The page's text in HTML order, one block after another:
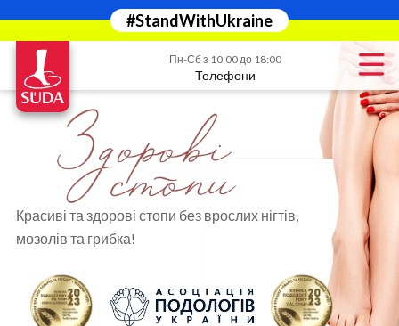
#StandWithUkraine
Пн-Сб з 10:00 до 18:00
Телефони
Красиві та здорові стопи без врослих нігтів,
мозолів та грибка!